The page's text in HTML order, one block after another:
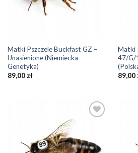
Matki Pszczele Buckfast GZ –
Unasienione (Niemiecka
Genetyka)
89,00zł
Matki
47/G/
89,00
Add to
Wishlist